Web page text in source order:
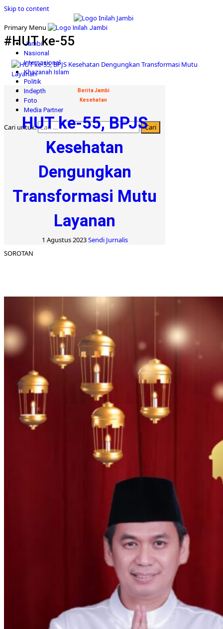
Skip to content
Primary Menu
Jambi
Nasional
Internasional
Khazanah Islam
Politik
Indepth
Foto
Media Partner
Cari untuk:
#HUT ke-55
Berita Jambi
Kesehatan
HUT ke-55, BPJS
Kesehatan
Dengungkan
Transformasi Mutu
Layanan
1 Agustus 2023Sendi Jurnalis
SOROTAN